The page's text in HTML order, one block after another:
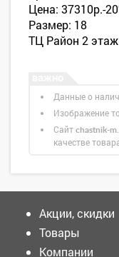
Цена: 37310р.-
Размер: 18
ТЦ Район 2 этаж
Данные о
Изображение
Сайт chastnik-
качестве
Акции, скидки
Товары
Компании